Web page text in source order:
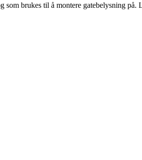
som brukes til å montere gatebelysning